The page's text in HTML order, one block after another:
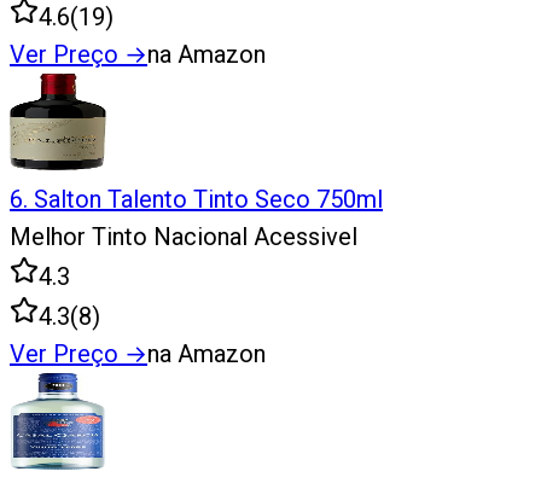
4.6(19)
Ver Preço →na Amazon
6. Salton Talento Tinto Seco 750ml
Melhor Tinto Nacional Acessivel
4.3
4.3(8)
Ver Preço →na Amazon